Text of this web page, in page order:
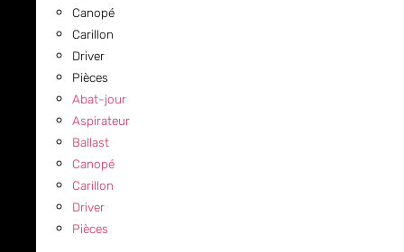
Canopé
Carillon
Driver
Pièces
Abat-jour
Aspirateur
Ballast
Canopé
Carillon
Driver
Pièces